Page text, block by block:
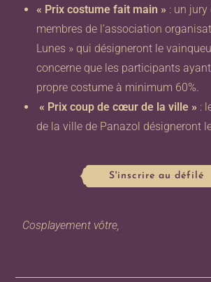
« Prix costume fait main » : un
membres de l’association
Lunes » qui désigneront le
concerne que les participants
propre costume à minimum 60%.
« Prix coup de cœur de la ville » :
de la ville de Panazol désigneront
S'inscrire au défilé
Cosplayement vôtre,